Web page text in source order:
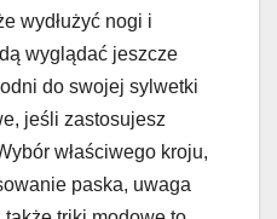
wydłużyć nogi i
wyglądać jeszcze
do swojej sylwetki
jeśli zastosujesz
właściwego kroju,
paska, uwaga